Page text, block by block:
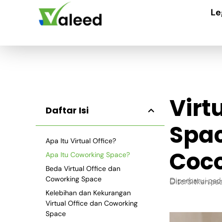
Daftar Isi
Apa Itu Virtual Office?
Apa Itu Coworking Space?
Beda Virtual Office dan
Coworking Space
Kelebihan dan Kekurangan
Virtual Office dan Coworking
Space
Diterbitkan
Diperbarui